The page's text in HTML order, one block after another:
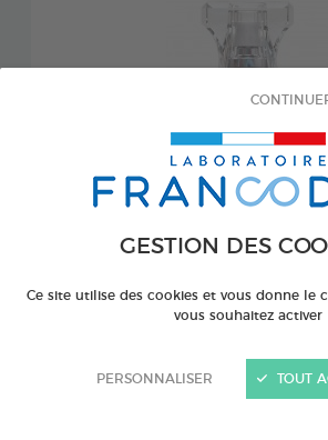
GESTION DES
Ce site utilise des cookies et vous donne le
vous souhaitez activer
PERSONNALISER TOUT